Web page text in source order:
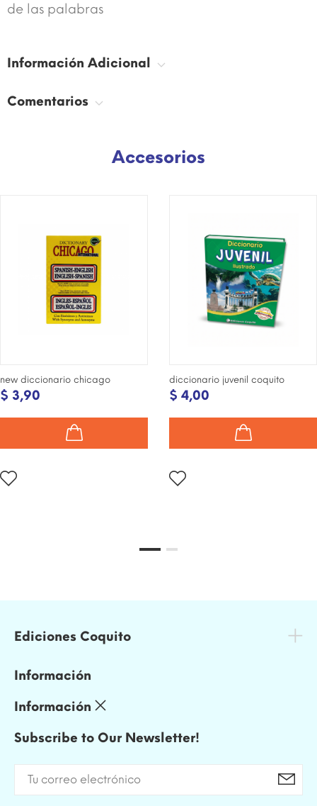
de las palabras
Información Adicional
Comentarios
Accesorios
new diccionario chicago
$ 3,90
diccionario juvenil coquito
$ 4,00
Ediciones Coquito
Información
Información
Subscribe to Our Newsletter!